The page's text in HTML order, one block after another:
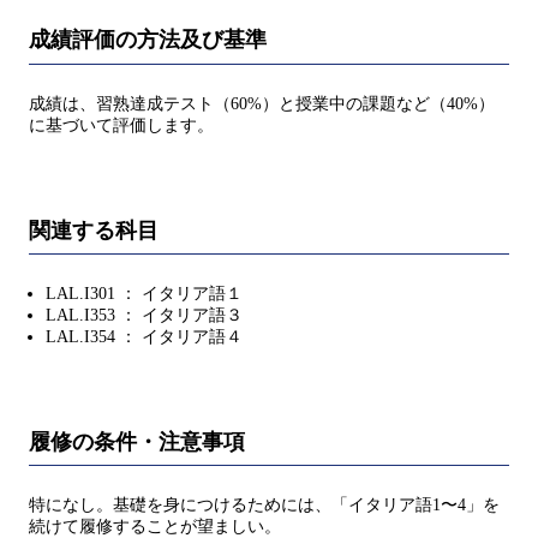
成績評価の方法及び基準
成績は、習熟達成テスト（60%）と授業中の課題など（40%）
に基づいて評価します。
関連する科目
LAL.I301 ： イタリア語１
LAL.I353 ： イタリア語３
LAL.I354 ： イタリア語４
履修の条件・注意事項
特になし。基礎を身につけるためには、「イタリア語1〜4」を
続けて履修することが望ましい。